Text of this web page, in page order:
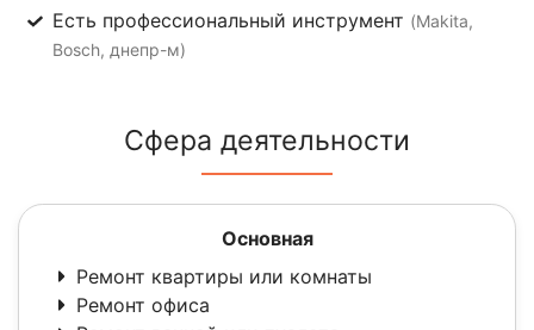
Есть профессиональный инструмент (Makita,
Bosch, днепр-м)
Сфера деятельности
Основная
Ремонт квартиры или комнаты
Ремонт офиса